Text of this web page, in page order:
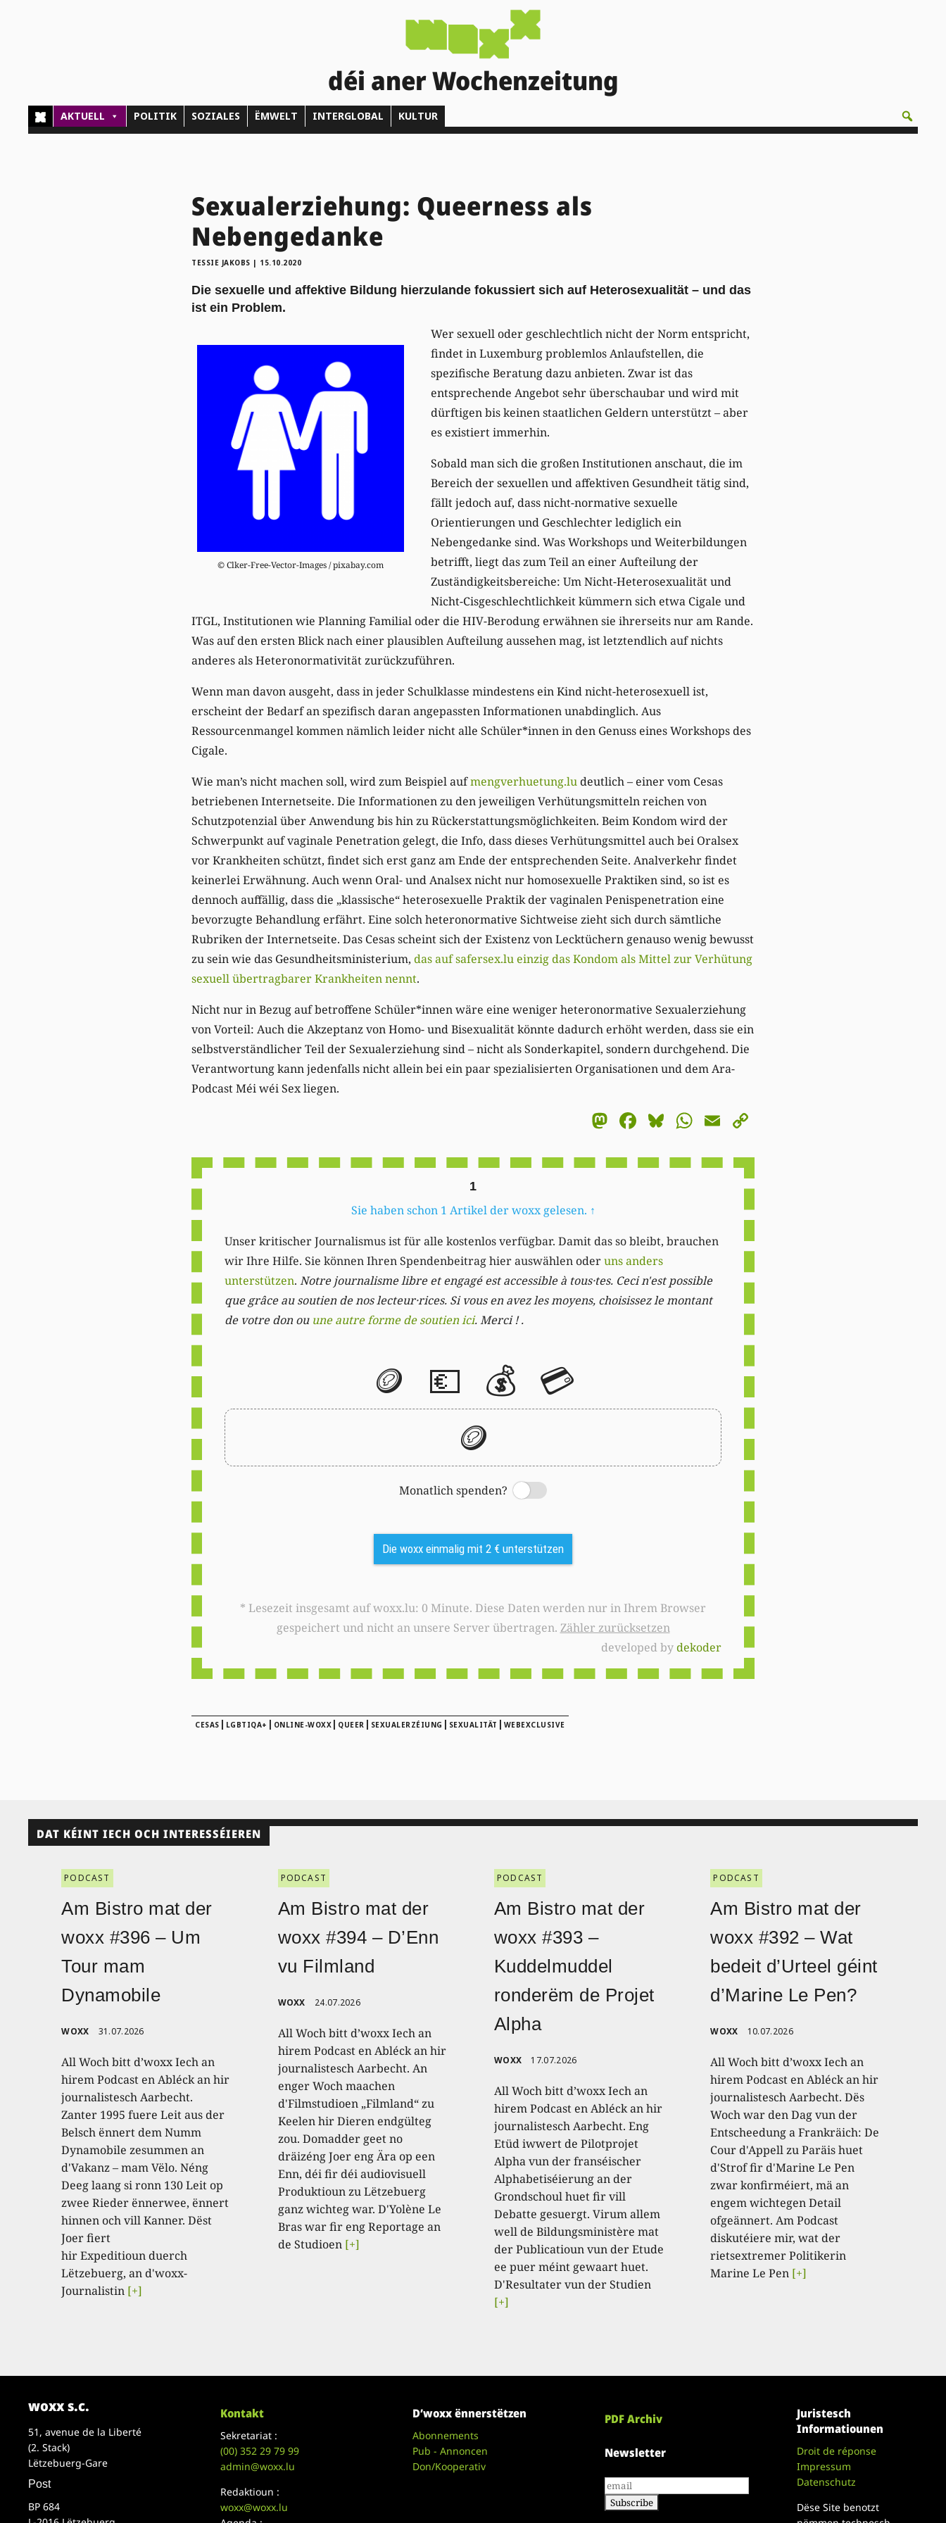
déi aner Wochenzeitung
AKTUELL POLITIK SOZIALES ËMWELT INTERGLOBAL KULTUR
Sexualerziehung: Queerness als
Nebengedanke
TESSIE JAKOBS | 15.10.2020
Die sexuelle und affektive Bildung hierzulande fokussiert sich auf Heterosexualität – und das
ist ein Problem.
© Clker-Free-Vector-Images / pixabay.com
Wer sexuell oder geschlechtlich nicht der Norm entspricht,
findet in Luxemburg problemlos Anlaufstellen, die
spezifische Beratung dazu anbieten. Zwar ist das
entsprechende Angebot sehr überschaubar und wird mit
dürftigen bis keinen staatlichen Geldern unterstützt – aber
es existiert immerhin.
Sobald man sich die großen Institutionen anschaut, die im
Bereich der sexuellen und affektiven Gesundheit tätig sind,
fällt jedoch auf, dass nicht-normative sexuelle
Orientierungen und Geschlechter lediglich ein
Nebengedanke sind. Was Workshops und Weiterbildungen
betrifft, liegt das zum Teil an einer Aufteilung der
Zuständigkeitsbereiche: Um Nicht-Heterosexualität und
Nicht-Cisgeschlechtlichkeit kümmern sich etwa Cigale und
ITGL, Institutionen wie Planning Familial oder die HIV-Berodung erwähnen sie ihrerseits nur am Rande.
Was auf den ersten Blick nach einer plausiblen Aufteilung aussehen mag, ist letztendlich auf nichts
anderes als Heteronormativität zurückzuführen.
Wenn man davon ausgeht, dass in jeder Schulklasse mindestens ein Kind nicht-heterosexuell ist,
erscheint der Bedarf an spezifisch daran angepassten Informationen unabdinglich. Aus
Ressourcenmangel kommen nämlich leider nicht alle Schüler*innen in den Genuss eines Workshops des
Cigale.
Wie man’s nicht machen soll, wird zum Beispiel aufmengverhuetung.ludeutlich – einer vom Cesas
betriebenen Internetseite. Die Informationen zu den jeweiligen Verhütungsmitteln reichen von
Schutzpotenzial über Anwendung bis hin zu Rückerstattungsmöglichkeiten. Beim Kondom wird der
Schwerpunkt auf vaginale Penetration gelegt, die Info, dass dieses Verhütungsmittel auch bei Oralsex
vor Krankheiten schützt, findet sich erst ganz am Ende der entsprechenden Seite. Analverkehr findet
keinerlei Erwähnung. Auch wenn Oral- und Analsex nicht nur homosexuelle Praktiken sind, so ist es
dennoch auffällig, dass die „klassische“ heterosexuelle Praktik der vaginalen Penispenetration eine
bevorzugte Behandlung erfährt. Eine solch heteronormative Sichtweise zieht sich durch sämtliche
Rubriken der Internetseite. Das Cesas scheint sich der Existenz von Lecktüchern genauso wenig bewusst
zu sein wie das Gesundheitsministerium, das auf safersex.lu einzig das Kondom als Mittel zur Verhütung
sexuell übertragbarer Krankheiten nennt.
Nicht nur in Bezug auf betroffene Schüler*innen wäre eine weniger heteronormative Sexualerziehung
von Vorteil: Auch die Akzeptanz von Homo- und Bisexualität könnte dadurch erhöht werden, dass sie ein
selbstverständlicher Teil der Sexualerziehung sind – nicht als Sonderkapitel, sondern durchgehend. Die
Verantwortung kann jedenfalls nicht allein bei ein paar spezialisierten Organisationen und dem Ara-
Podcast Méi wéi Sex liegen.
Mastodon
Facebook
Bluesky
WhatsApp
Email
1
Sie haben schon 1 Artikel der woxx gelesen. ↑
Unser kritischer Journalismus ist für alle kostenlos verfügbar. Damit das so bleibt, brauchen
wir Ihre Hilfe. Sie können Ihren Spendenbeitrag hier auswählen oderuns anders
unterstützen. Notre journalisme libre et engagé est accessible à tous·tes. Ceci n'est possible
que grâce au soutien de nos lecteur·rices. Si vous en avez les moyens, choisissez le montant
de votre don ou une autre forme de soutien ici. Merci ! .
🪙 💶 💰 💳
🪙
Monatlich spenden?
Switch
Die woxx einmalig mit 2 € unterstützen
* Lesezeit insgesamt auf woxx.lu: 0 Minute. Diese Daten werden nur in Ihrem Browser
gespeichert und nicht an unsere Server übertragen. Zähler zurücksetzen
developed bydekoder
CESAS | LGBTIQA+ | ONLINE-WOXX | QUEER | SEXUALERZÉIUNG | SEXUALITÄT | WEBEXCLUSIVE
DAT KÉINT IECH OCH INTERESSÉIEREN
PODCAST
Am Bistro mat der
woxx #396 – Um
Tour mam
Dynamobile
WOXX 31.07.2026
All Woch bitt d’woxx Iech an
hirem Podcast en Abléck an hir
journalistesch Aarbecht.
Zanter 1995 fuere Leit aus der
Belsch ënnert dem Numm
Dynamobile zesummen an
d'Vakanz – mam Vëlo. Néng
Deeg laang si ronn 130 Leit op
zwee Rieder ënnerwee, ënnert
hinnen och vill Kanner. Dëst
Joer fiert
hir Expeditioun duerch
Lëtzebuerg, an d'woxx-
Journalistin [+]
PODCAST
Am Bistro mat der
woxx #394 – D’Enn
vu Filmland
WOXX 24.07.2026
All Woch bitt d’woxx Iech an
hirem Podcast en Abléck an hir
journalistesch Aarbecht. An
enger Woch maachen
d'Filmstudioen „Filmland“ zu
Keelen hir Dieren endgülteg
zou. Domadder geet no
dräizéng Joer eng Ära op een
Enn, déi fir déi audiovisuell
Produktioun zu Lëtzebuerg
ganz wichteg war. D'Yolène Le
Bras war fir eng Reportage an
de Studioen [+]
PODCAST
Am Bistro mat der
woxx #393 –
Kuddelmuddel
ronderëm de Projet
Alpha
WOXX 17.07.2026
All Woch bitt d’woxx Iech an
hirem Podcast en Abléck an hir
journalistesch Aarbecht. Eng
Etüd iwwert de Pilotprojet
Alpha vun der franséischer
Alphabetiséierung an der
Grondschoul huet fir vill
Debatte gesuergt. Virum allem
well de Bildungsministère mat
der Publicatioun vun der Etude
ee puer méint gewaart huet.
D'Resultater vun der Studien
[+]
PODCAST
Am Bistro mat der
woxx #392 – Wat
bedeit d’Urteel géint
d’Marine Le Pen?
WOXX 10.07.2026
All Woch bitt d’woxx Iech an
hirem Podcast en Abléck an hir
journalistesch Aarbecht. Dës
Woch war den Dag vun der
Entscheedung a Frankräich: De
Cour d'Appell zu Paräis huet
d'Strof fir d'Marine Le Pen
zwar konfirméiert, mä an
engem wichtegen Detail
ofgeännert. Am Podcast
diskutéiere mir, wat der
rietsextremer Politikerin
Marine Le Pen [+]
woxx s.c.
51, avenue de la Liberté
(2. Stack)
Lëtzebuerg-Gare
Post
BP 684
Kontakt
Sekretariat :
(00)352 29 79 99
admin@woxx.lu
Redaktioun :
woxx@woxx.lu
D’woxx ënnerstëtzen
Abonnements
Pub - Annoncen
Don/Kooperativ
PDF Archiv
Newsletter
Juristesch
Informatiounen
Droit de réponse
Impressum
Datenschutz
Dëse Site benotzt